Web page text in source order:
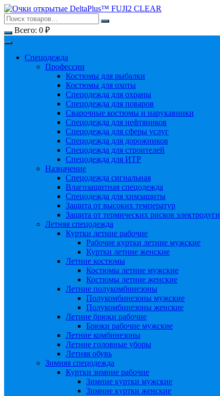
Перейти
к
содержимому
Всего: 0 ₽
Спецодежда
Профессии
Костюмы для рыбалки
Костюмы для охоты
Спецодежда для охраны
Спецодежда для поваров
Сварочные костюмы и нарукавники
Спецодежда для нефтяников
Спецодежда для сферы услуг
Спецодежда для дорожников
Спецодежда для строителей
Спецодежда для ИТР
Назначение
Спецодежда сигнальная
Влагозащитная спецодежда
Спецодежда для химзащиты
Защита от высоких температур
Защита от термических рисков электродуги
Летняя спецодежда
Куртки летние рабочие
Рабочие куртки летние мужские
Куртки летние женские
Летние костюмы
Костюмы летние мужские
Костюмы летние женские
Летние полукомбинезоны
Полукомбинезоны мужские
Полукомбинезоны женские
Летние брюки рабочие
Брюки рабочие мужские
Летние комбинезоны
Летние головные уборы
Летняя обувь
Зимняя спецодежда
Куртки зимние рабочие
Зимние куртки мужские
Зимние куртки женские